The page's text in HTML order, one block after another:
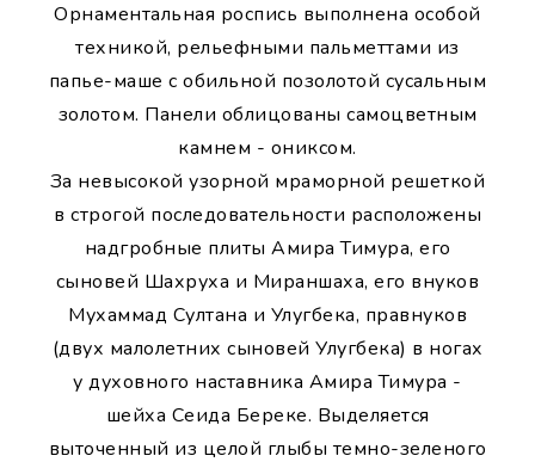
Орнаментальная роспись выполнена особой
техникой, рельефными пальметтами из
папье-маше с обильной позолотой сусальным
золотом. Панели облицованы самоцветным
камнем - ониксом.
За невысокой узорной мраморной решеткой
в строгой последовательности расположены
надгробные плиты Амира Тимура, его
сыновей Шахруха и Мираншаха, его внуков
Мухаммад Султана и Улугбека, правнуков
(двух малолетних сыновей Улугбека) в ногах
у духовного наставника Амира Тимура -
шейха Сеида Береке. Выделяется
выточенный из целой глыбы темно-зеленого